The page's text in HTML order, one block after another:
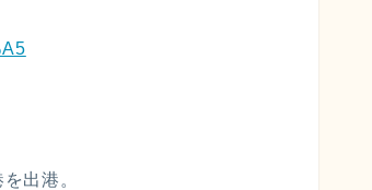
出港。